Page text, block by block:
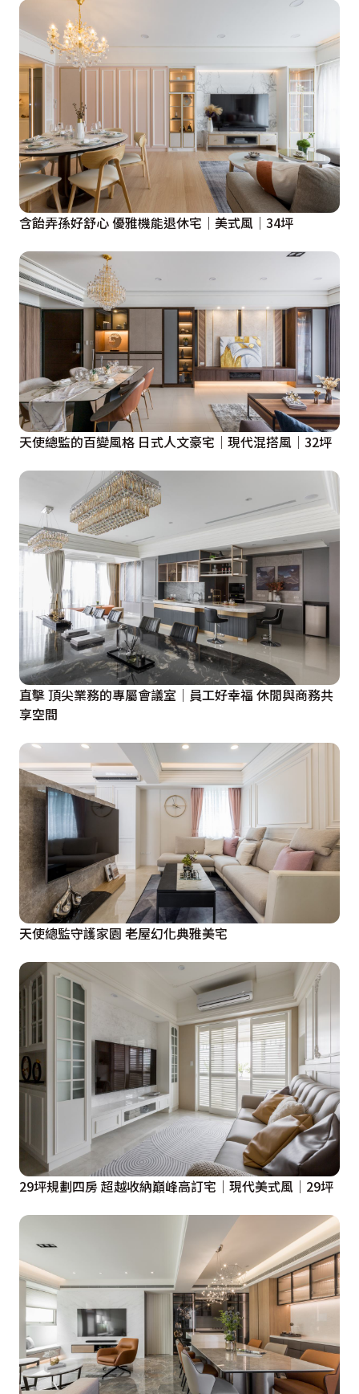
含飴弄孫好舒心 優雅機能退休宅│美式風│34坪
天使總監的百變風格 日式人文豪宅│現代混搭風│32坪
直擊 頂尖業務的專屬會議室│員工好幸福 休閒與商務共
享空間
天使總監守護家園 老屋幻化典雅美宅
29坪規劃四房 超越收納巔峰高訂宅│現代美式風│29坪